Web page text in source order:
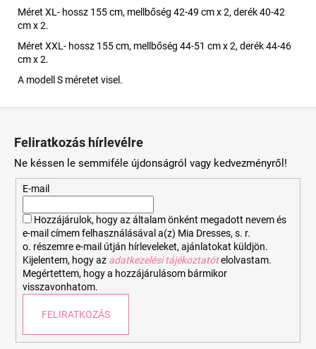
Méret XL- hossz 155 cm, mellbőség 42-49 cm x 2, derék 40-42
cm x 2.
Méret XXL- hossz 155 cm, mellbőség 44-51 cm x 2, derék 44-46
cm x 2.
A modell S méretet visel.
Feliratkozás hírlevélre
Ne késsen le semmiféle újdonságról vagy kedvezményről!
E-mail
Hozzájárulok, hogy az általam önként megadott nevem és
e-mail címem felhasználásával a(z) Mia Dresses, s. r.
o. részemre e-mail útján hírleveleket, ajánlatokat küldjön.
Kijelentem, hogy az adatkezelési tájékoztatót elolvastam.
Megértettem, hogy a hozzájárulásom bármikor
visszavonhatom.
FELIRATKOZÁS